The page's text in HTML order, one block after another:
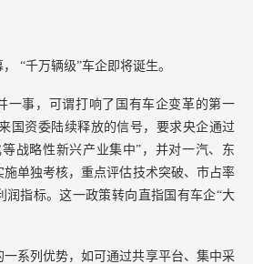
“千万辆级”车企即将诞生。
一事，可谓打响了国有车企变革的第一
国资委陆续释放的信号，要求央企通过
战略性新兴产业集中”，并对一汽、东
单独考核，重点评估技术突破、市占率
润指标。这一政策转向直指国有车企“大
一系列优势，如可通过共享平台、集中采